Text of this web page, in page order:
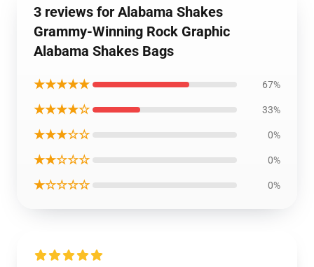
3 reviews for Alabama Shakes
Grammy-Winning Rock Graphic
Alabama Shakes Bags
★★★★★ 67%
★★★★☆ 33%
★★★☆☆ 0%
★★☆☆☆ 0%
★☆☆☆☆ 0%